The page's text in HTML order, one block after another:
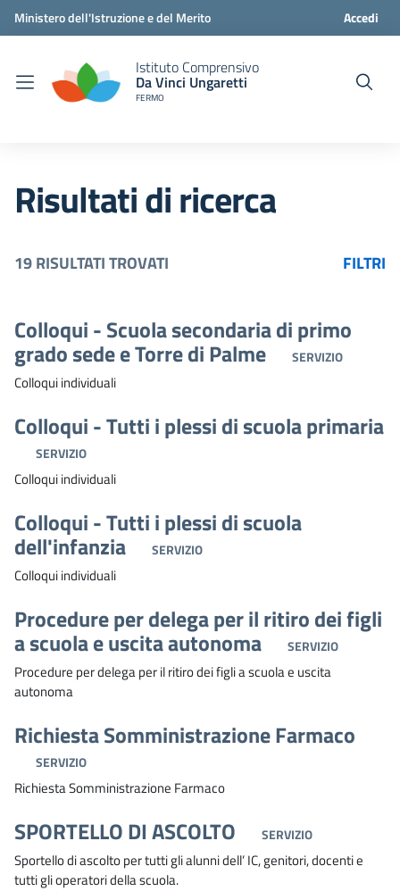
Ministero dell'Istruzione e del Merito Accedi
Istituto Comprensivo
Da Vinci Ungaretti
FERMO
Risultati di ricerca
19 RISULTATI TROVATI FILTRI
Colloqui - Scuola secondaria di primo
grado sede e Torre di Palme SERVIZIO
Colloqui individuali
Colloqui - Tutti i plessi di scuola primaria
SERVIZIO
Colloqui individuali
Colloqui - Tutti i plessi di scuola
dell'infanzia SERVIZIO
Colloqui individuali
Procedure per delega per il ritiro dei figli
a scuola e uscita autonoma SERVIZIO
Procedure per delega per il ritiro dei figli a scuola e uscita
autonoma
Richiesta Somministrazione Farmaco
SERVIZIO
Richiesta Somministrazione Farmaco
SPORTELLO DI ASCOLTO SERVIZIO
Sportello di ascolto per tutti gli alunni dell’ IC, genitori, docenti e
tutti gli operatori della scuola.